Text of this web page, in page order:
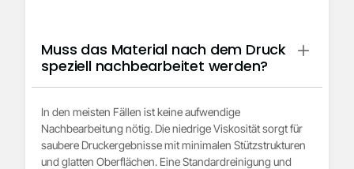
Muss das Material nach dem Druck
speziell nachbearbeitet werden?
In den meisten Fällen ist keine aufwendige
Nachbearbeitung nötig. Die niedrige Viskosität sorgt für
saubere Druckergebnisse mit minimalen Stützstrukturen
und glatten Oberflächen. Eine Standardreinigung und